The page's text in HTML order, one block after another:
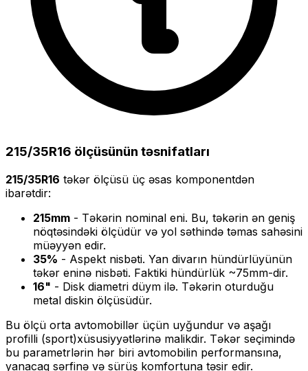
215/35R16 ölçüsünün təsnifatları
215/35R16 təkər ölçüsü üç əsas komponentdən
ibarətdir:
215mm - Təkərin nominal eni. Bu, təkərin ən geniş
nöqtəsindəki ölçüdür və yol səthində təmas sahəsini
müəyyən edir.
35% - Aspekt nisbəti. Yan divarın hündürlüyünün
təkər eninə nisbəti. Faktiki hündürlük ~75mm-dir.
16" - Disk diametri düym ilə. Təkərin oturduğu
metal diskin ölçüsüdür.
Bu ölçü orta avtomobillər üçün uyğundur və aşağı
profilli (sport)xüsusiyyətlərinə malikdir. Təkər seçimində
bu parametrlərin hər biri avtomobilin performansına,
yanacaq sərfinə və sürüş komfortuna təsir edir.